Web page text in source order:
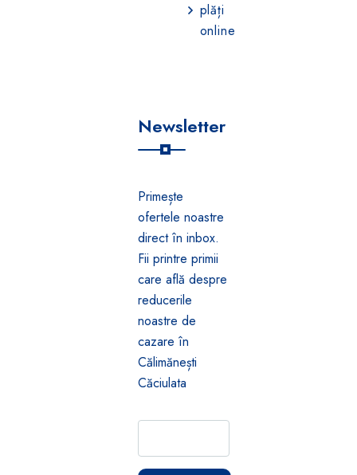
plăți
online
Newsletter
Primește
ofertele noastre
direct în inbox.
Fii printre primii
care află despre
reducerile
noastre de
cazare în
Călimănești
Căciulata